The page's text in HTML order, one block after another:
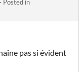
· Posted in
pas si évident